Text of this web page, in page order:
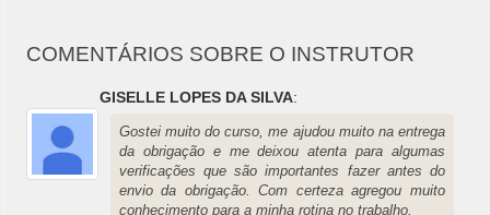
COMENTÁRIOS SOBRE O INSTRUTOR
GISELLE LOPES DA SILVA:
Gostei muito do curso, me ajudou muito na entrega
da obrigação e me deixou atenta para algumas
verificações que são importantes fazer antes do
envio da obrigação. Com certeza agregou muito
conhecimento para a minha rotina no trabalho.